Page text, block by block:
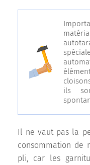
ils
Il ne vaut pas la
consommation de
pli, car les